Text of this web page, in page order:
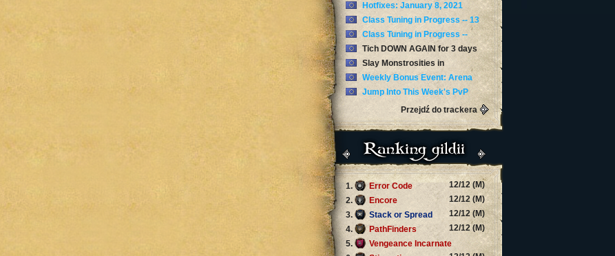
Hotfixes: January 8, 2021
Class Tuning in Progress -- 13
JanuaryClass Tuning in Progress --
January 12
Tich DOWN AGAIN for 3 days
now Slay Monstrosities in
Torghast’s Twisting Corridors
Weekly Bonus Event: Arena
Skirmishes
Jump Into This Week's PvP
Przejdź do trackera
Ranking gildii
1. Error Code
12/12 (M)
2.
Encore
12/12 (M)
3.
Stack or Spread
12/12 (M)
4.
PathFinders
12/12 (M)
5.
Vengeance Incarnate
12/12 (M)